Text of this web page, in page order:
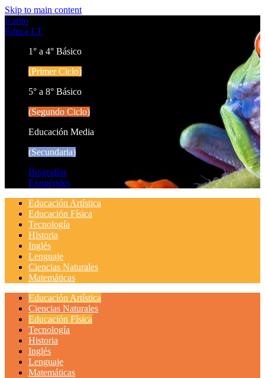
Skip to main content
Icarito
Educa LT
1° a 4° Básico
(Primer Ciclo)
5° a 8° Básico
(Segundo Ciclo)
Educación Media
(Secundaria)
Biografías
Efemérides
Educación Artística
Educación Física
Tecnología
Historia
Inglés
Lenguaje
Ciencias Naturales
Matemáticas
Educación Artística
Ciencias Naturales
Educación Física
Tecnología
Historia
Inglés
Lenguaje
Matemáticas